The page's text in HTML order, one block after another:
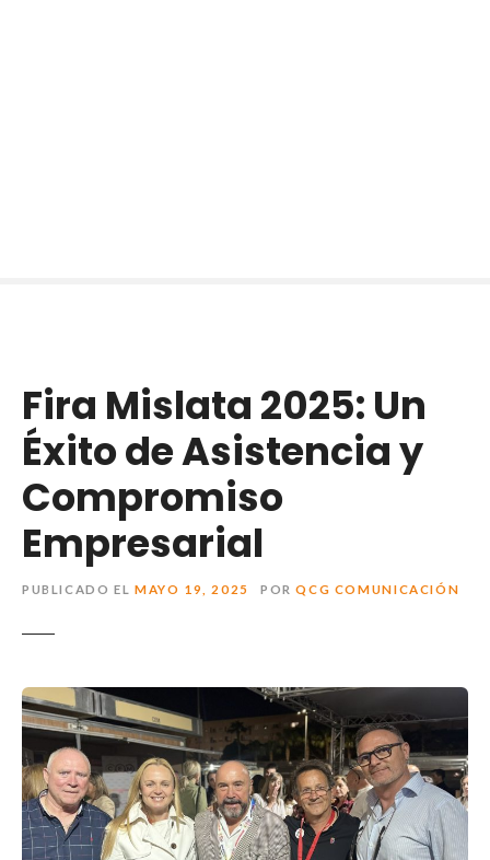
Fira Mislata 2025: Un
Éxito de Asistencia y
Compromiso
Empresarial
PUBLICADO EL MAYO 19, 2025 POR QCG COMUNICACIÓN